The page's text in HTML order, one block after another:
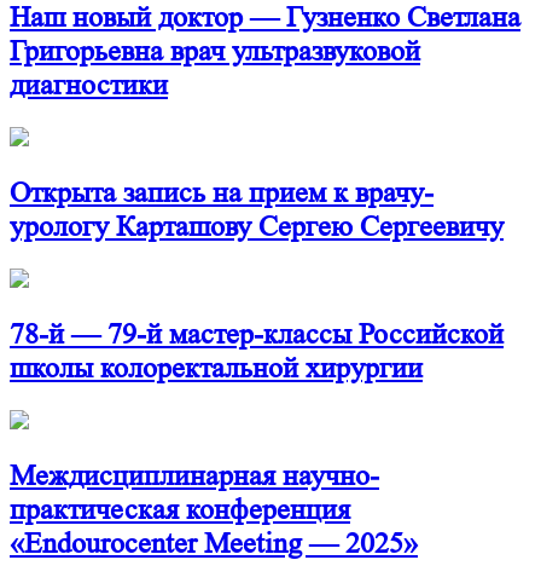
Наш новый доктор — Гузненко Светлана
Григорьевна врач ультразвуковой
диагностики
Открыта запись на прием к врачу-
урологу Карташову Сергею Сергеевичу
78-й — 79-й мастер-классы Российской
школы колоректальной хирургии
Междисциплинарная научно-
практическая конференция
«Endourocenter Meeting — 2025»